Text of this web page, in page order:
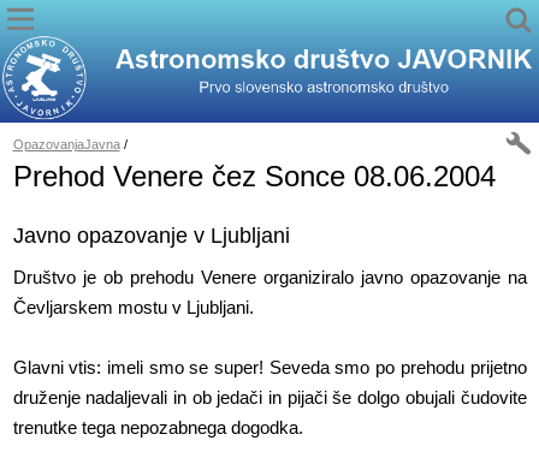
OpazovanjaJavna/
Prehod Venere čez Sonce 08.06.2004
Javno opazovanje v Ljubljani
Društvo je ob prehodu Venere organiziralo javno opazovanje na
Čevljarskem mostu v Ljubljani.
Glavni vtis: imeli smo se super! Seveda smo po prehodu prijetno
druženje nadaljevali in ob jedači in pijači še dolgo obujali čudovite
trenutke tega nepozabnega dogodka.